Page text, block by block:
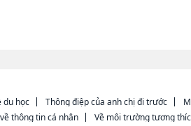
du học Thông điệp của anh chị đi trước
thông tin cá nhân Về môi trường tương